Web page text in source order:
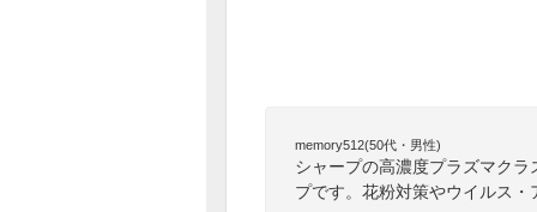
memory512(50代・男性)
シャープの高濃度プラズマク
プです。花粉対策やウイルス